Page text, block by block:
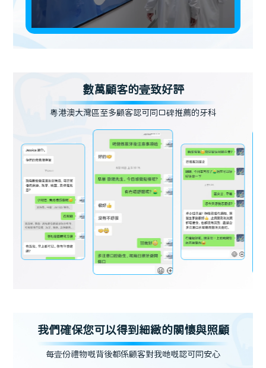
數萬顧客的壹致好評
粵港澳大灣區至多顧客認可同口碑推薦的牙科
我們確保您可以得到細緻的關懷與照顧
每壹份禮物嘅背後都係顧客對我哋嘅認可同安心